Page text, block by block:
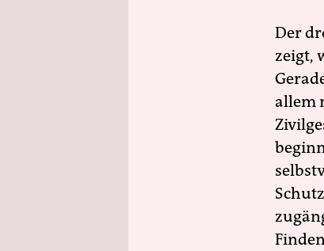
Der
zeigt,
allem